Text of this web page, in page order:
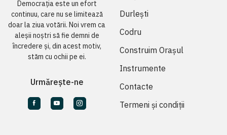
Democrația este un efort
continuu, care nu se limitează
doar la ziua votării. Noi vrem ca
aleșii noștri să fie demni de
încredere și, din acest motiv,
stăm cu ochii pe ei.
Urmărește-ne
Durlești
Codru
Construim Orașul
Instrumente
Contacte
Termeni și condiții